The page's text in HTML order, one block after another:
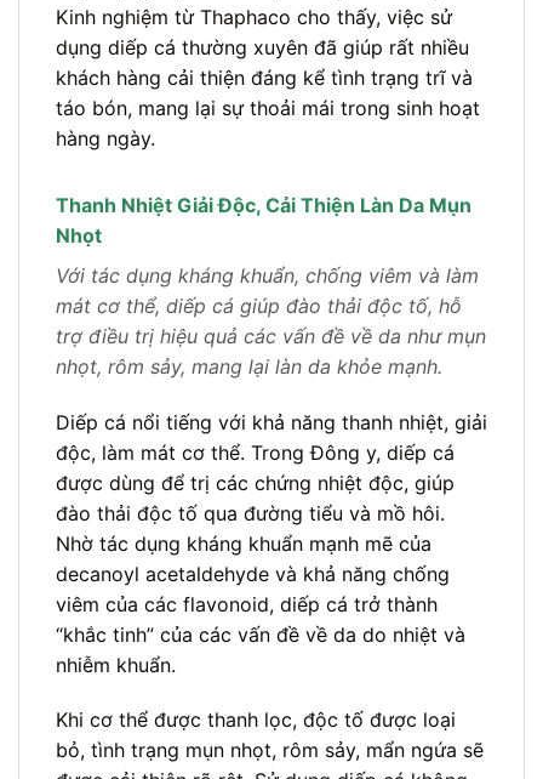
Kinh nghiệm từ Thaphaco cho thấy, việc sử
dụng diếp cá thường xuyên đã giúp rất nhiều
khách hàng cải thiện đáng kể tình trạng trĩ và
táo bón, mang lại sự thoải mái trong sinh hoạt
hàng ngày.
Thanh Nhiệt Giải Độc, Cải Thiện Làn Da Mụn
Nhọt
Với tác dụng kháng khuẩn, chống viêm và làm
mát cơ thể, diếp cá giúp đào thải độc tố, hỗ
trợ điều trị hiệu quả các vấn đề về da như mụn
nhọt, rôm sảy, mang lại làn da khỏe mạnh.
Diếp cá nổi tiếng với khả năng thanh nhiệt, giải
độc, làm mát cơ thể. Trong Đông y, diếp cá
được dùng để trị các chứng nhiệt độc, giúp
đào thải độc tố qua đường tiểu và mồ hôi.
Nhờ tác dụng kháng khuẩn mạnh mẽ của
decanoyl acetaldehyde và khả năng chống
viêm của các flavonoid, diếp cá trở thành
“khắc tinh” của các vấn đề về da do nhiệt và
nhiễm khuẩn.
Khi cơ thể được thanh lọc, độc tố được loại
bỏ, tình trạng mụn nhọt, rôm sảy, mẩn ngứa sẽ